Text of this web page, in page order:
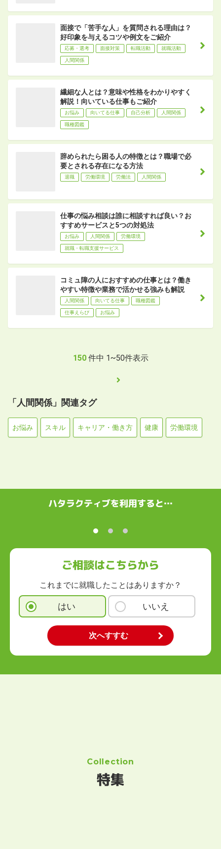
面接で「苦手な人」を質問される理由は？
好印象を与えるコツや例文をご紹介
応募・選考 面接対策 転職活動 就職活動
人間関係
繊細な人とは？意味や性格をわかりやすく
解説！向いている仕事もご紹介
お悩み 向いてる仕事 自己分析 人間関係
職種図鑑
辞められたら困る人の特徴とは？職場で必
要とされる存在になる方法
退職 労働環境 労働法 人間関係
仕事の悩み相談は誰に相談すれば良い？お
すすめサービスと5つの対処法
お悩み 人間関係 労働環境
就職・転職支援サービス
コミュ障の人におすすめの仕事とは？働き
やすい特徴や業務で活かせる強みも解説
人間関係 向いてる仕事 職種図鑑
仕事えらび お悩み
150件中 1~50件表示
「人間関係」関連タグ
お悩み スキル キャリア・働き方 健康 労働環境
ハタラクティブを利用すると…
ご相談はこちらから
これまでに就職したことはありますか？
はい いいえ
Collection
特集